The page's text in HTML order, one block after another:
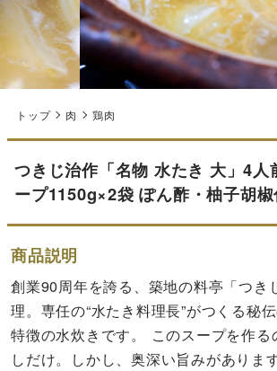
トップ 肉 鶏肉
つきじ治作「名物 水たき 大」4人
ープ1150g×2袋 ぽん酢・柚子胡
商品説明
創業90周年を誇る、築地の料亭「つき
理。専任の“水たき料理長”がつくる秘
特徴の水炊きです。 このスープを作る
しだけ。しかし、奥深い旨みがありま